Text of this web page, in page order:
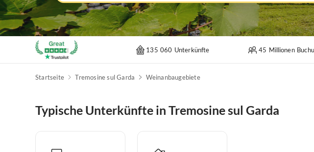
135 060 Unterkünfte 45 Millionen
Startseite Tremosine sul Garda Weinanbaugebiete
Typische Unterkünfte in Tremosine sul Garda